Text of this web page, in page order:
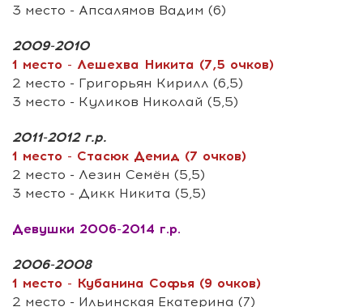
3 место - Апсалямов Вадим (6)
2009-2010
1 место - Лешехва Никита (7,5 очков)
2 место - Григорьян Кирилл (6,5)
3 место - Куликов Николай (5,5)
2011-2012 г.р.
1 место - Стасюк Демид (7 очков)
2 место - Лезин Семён (5,5)
3 место - Дикк Никита (5,5)
Девушки 2006-2014 г.р.
2006-2008
1 место - Кубанина Софья (9 очков)
2 место - Ильинская Екатерина (7)